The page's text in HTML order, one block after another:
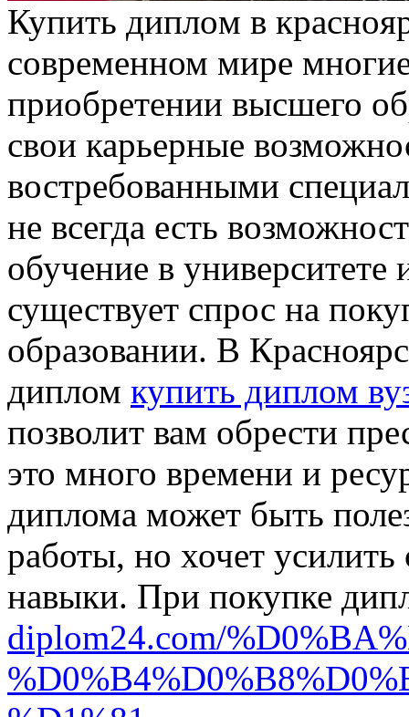
Купить диплoм в
современном мире
приобретении высшего
свои карьерные
востребованными
не всегда есть
обучение в
существует спрос на
образовании. В
диплом купить диплом
позволит вам обрести
это много времени и
диплома может быть
работы, но хочет
навыки. При покупке
diplom24.com/